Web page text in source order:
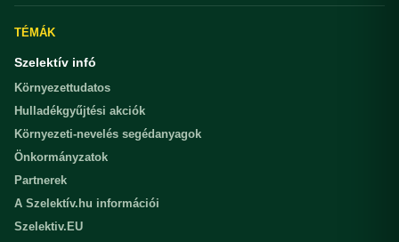
TÉMÁK
Szelektív infó
Környezettudatos
Hulladékgyűjtési akciók
Környezeti-nevelés segédanyagok
Önkormányzatok
Partnerek
A Szelektív.hu információi
Szelektiv.EU